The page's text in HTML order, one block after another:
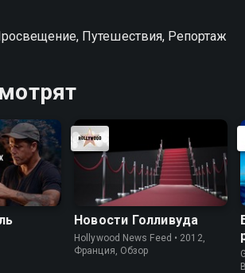
Путешествия, Репортаж
Новости Голливуда
Hollywood News Feed • 2012,
Франция, Обзор